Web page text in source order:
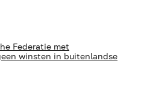
Federatie met
winsten in buitenlandse